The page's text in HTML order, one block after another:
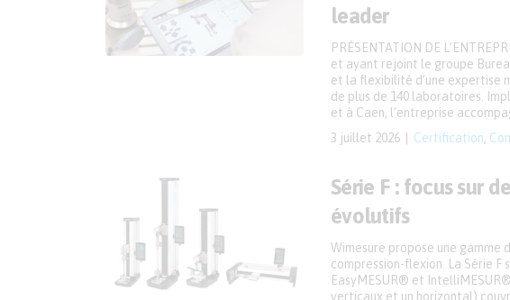
leader
3 juillet 2026 Certification
PRÉSENTATION DE
et ayant rejoint le groupe
et la flexibilité d’une expertise
de plus de 140 laboratoires.
et à Caen, l’entreprise
Série F : focus sur
évolutifs
Wimesure propose une
compression-flexion. La Série F
EasyMESUR® et
verticaux et un horizontal)